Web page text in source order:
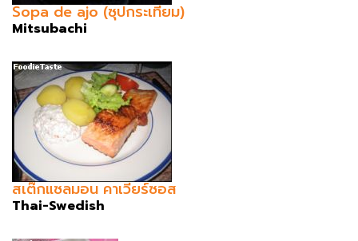
Sopa de ajo (ซุปกระเทียม)
Mitsubachi
สเต๊กแซลมอน คาเวียร์ซอส
Thai-Swedish